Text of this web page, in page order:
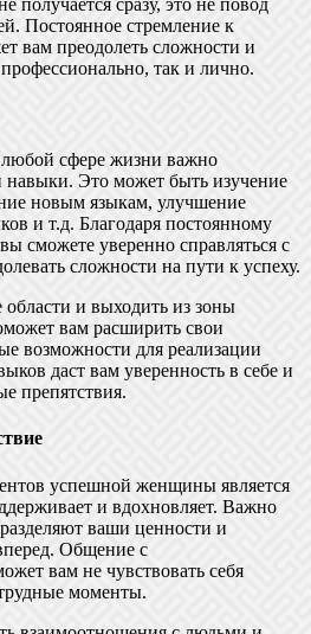
Постоянное стремление к
вам преодолеть сложности и
так и лично.
сфере жизни важно
навыки. Это может быть изучение
новым языкам, улучшение
и т.д. Благодаря постоянному
сможете уверенно справляться с
сложности на пути к успеху.
области и выходить из зоны
вам расширить свои
возможности для реализации
даст вам уверенность в себе и
препятствия.
успешной женщины является
и вдохновляет. Важно
ваши ценности и
Общение с
вам не чувствовать себя
моменты.